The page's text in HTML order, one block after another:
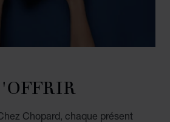
Chopard, chaque présent